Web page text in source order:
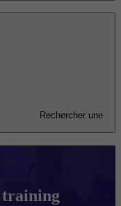
Rechercher une